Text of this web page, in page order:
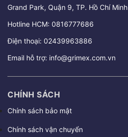
Grand Park, Quận 9, TP. Hồ Chí Minh
Hotline HCM: 0816777686
Điện thoại: 02439963886
Email hỗ trợ: info@grimex.com.vn
CHÍNH SÁCH
Chính sách bảo mật
Chính sách vận chuyển